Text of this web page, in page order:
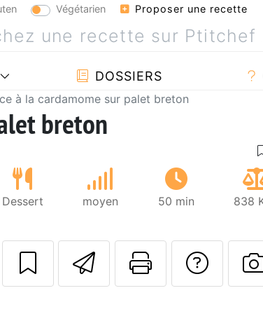
Végétarien Proposer une recette
DOSSIERS
à la cardamome sur palet breton
breton
Dessert moyen 50 min 838
Envoyer cette
Imprimer